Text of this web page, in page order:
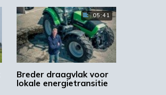
05:41
Breder draagvlak voor
lokale energietransitie